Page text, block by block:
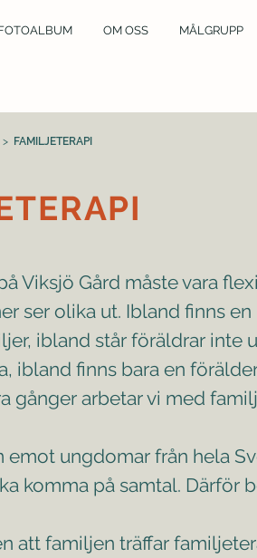
OM OSS MÅLGRUPP
> FAMILJETERAPI
Viksjö Gård måste vara
ser olika ut. Ibland finns
ibland står föräldrar inte
ibland finns bara en
gånger arbetar vi med
emot ungdomar från hela
komma på samtal. Därför
att familjen träffar